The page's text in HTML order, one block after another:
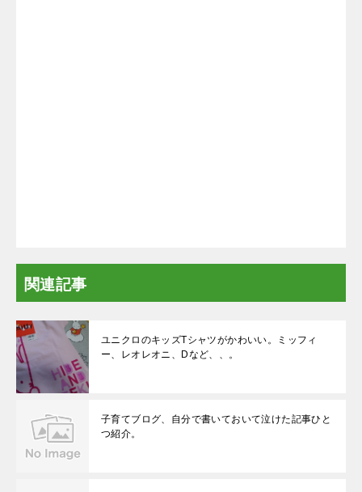
関連記事
ユニクロのキッズTシャツがかわいい。ミッフィ
ー、レオレオニ、Dなど、、。
子育てブログ、自分で書いておいて泣けた記事ひと
つ紹介。